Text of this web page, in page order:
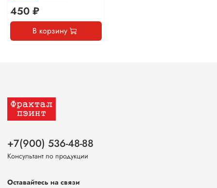
450 ₽
В корзину
+7(900) 536-48-88
Консультант по продукции
Оставайтесь на связи